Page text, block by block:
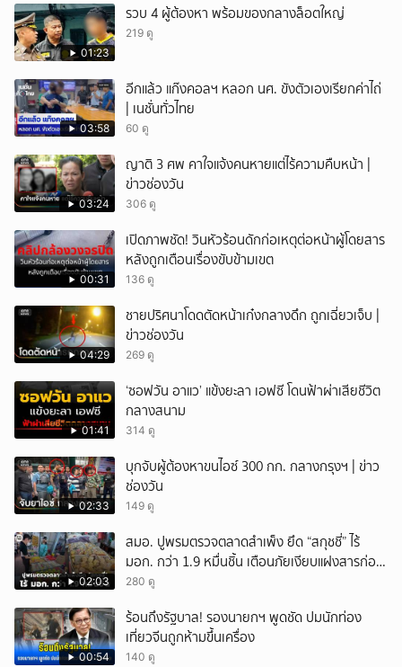
01:23
รวบ 4 ผู้ต้องหา พร้อมของกลางล็อตใหญ่
219 ดู
03:58
อีกแล้ว แก๊งคอลฯ หลอก นศ. ขังตัวเองเรียกค่าไถ่
| เนชั่นทั่วไทย
60 ดู
03:24
ญาติ 3 ศพ คาใจแจ้งคนหายแต่ไร้ความคืบหน้า |
ข่าวช่องวัน
306 ดู
00:31
เปิดภาพชัด! วินหัวร้อนดักก่อเหตุต่อหน้าผู้โดยสาร
หลังถูกเตือนเรื่องขับข้ามเขต
136 ดู
04:29
ชายปริศนาโดดตัดหน้าเก๋งกลางดึก ถูกเฉี่ยวเจ็บ |
ข่าวช่องวัน
269 ดู
01:41
‘ซอฟวัน อาแว’ แข้งยะลา เอฟซี โดนฟ้าผ่าเสียชีวิต
กลางสนาม
314 ดู
02:33
บุกจับผู้ต้องหาขนไอซ์ 300 กก. กลางกรุงฯ | ข่าว
ช่องวัน
149 ดู
02:03
สมอ. ปูพรมตรวจตลาดสำเพ็ง ยึด “สกุชชี่” ไร้
มอก. กว่า 1.9 หมื่นชิ้น เตือนภัยเงียบแฝงสารก่อ
มะเร็งและโลหะหนัก
280 ดู
00:54
ร้อนถึงรัฐบาล! รองนายกฯ พูดชัด ปมนักท่อง
เที่ยวจีนถูกห้ามขึ้นเครื่อง
140 ดู